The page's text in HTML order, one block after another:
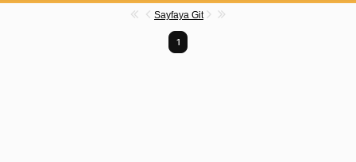
Sayfaya Git
1